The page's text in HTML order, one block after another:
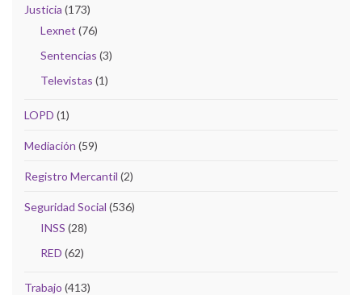
Justicia (173)
Lexnet (76)
Sentencias (3)
Televistas (1)
LOPD (1)
Mediación (59)
Registro Mercantil (2)
Seguridad Social (536)
INSS (28)
RED (62)
Trabajo (413)